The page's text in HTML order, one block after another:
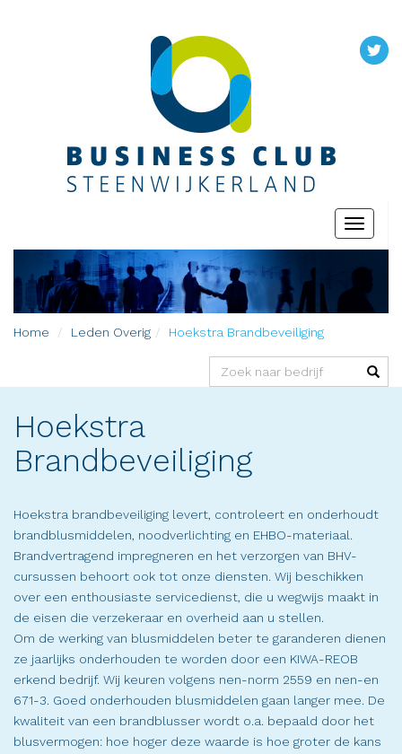
Toggle
Home Leden Overig Hoekstra Brandbeveiliging
Hoekstra
Brandbeveiliging
Hoekstra brandbeveiliging levert, controleert en onderhoudt
brandblusmiddelen, noodverlichting en EHBO-materiaal.
Brandvertragend impregneren en het verzorgen van BHV-
cursussen behoort ook tot onze diensten. Wij beschikken
over een enthousiaste servicedienst, die u wegwijs maakt in
de eisen die verzekeraar en overheid aan u stellen.
Om de werking van blusmiddelen beter te garanderen dienen
ze jaarlijks onderhouden te worden door een KIWA-REOB
erkend bedrijf. Wij keuren volgens nen-norm 2559 en nen-en
671-3. Goed onderhouden blusmiddelen gaan langer mee. De
kwaliteit van een brandblusser wordt o.a. bepaald door het
blusvermogen: hoe hoger deze waarde is hoe groter de kans